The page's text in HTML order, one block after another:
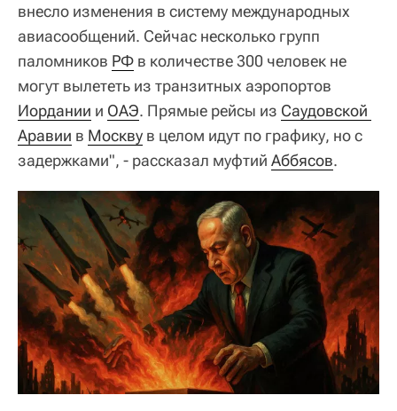
внесло изменения в систему международных
авиасообщений. Сейчас несколько групп
паломников РФ в количестве 300 человек не
могут вылететь из транзитных аэропортов
Иордании и ОАЭ. Прямые рейсы из Саудовской
Аравии в Москву в целом идут по графику, но с
задержками", - рассказал муфтий Аббясов.